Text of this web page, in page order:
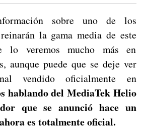
sobre uno de los
la gama media de este
lo veremos mucho más en
aunque puede que se deje ver
vendido oficialmente en
hablando del MediaTek Helio
que se anunció hace un
es totalmente oficial.